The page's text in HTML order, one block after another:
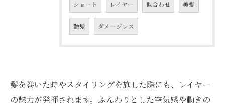
ショート レイヤー 似合わせ 美髪
艶髪 ダメージレス
髪を巻いた時やスタイリングを施した際にも、レイヤー
の魅力が発揮されます。ふんわりとした空気感や動きの